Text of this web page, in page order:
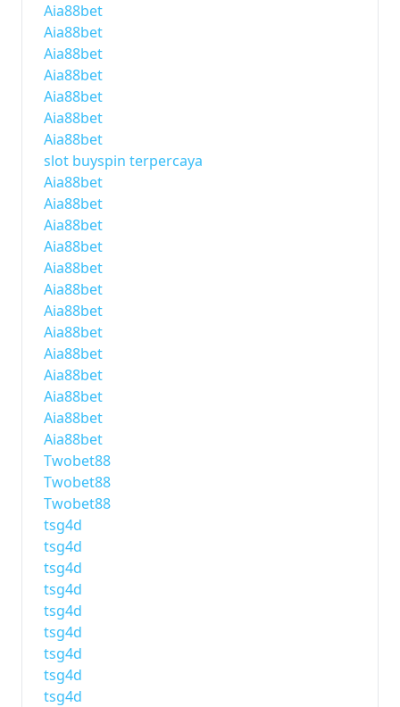
Aia88bet
Aia88bet
Aia88bet
Aia88bet
Aia88bet
Aia88bet
Aia88bet
slot buyspin terpercaya
Aia88bet
Aia88bet
Aia88bet
Aia88bet
Aia88bet
Aia88bet
Aia88bet
Aia88bet
Aia88bet
Aia88bet
Aia88bet
Aia88bet
Aia88bet
Twobet88
Twobet88
Twobet88
tsg4d
tsg4d
tsg4d
tsg4d
tsg4d
tsg4d
tsg4d
tsg4d
tsg4d